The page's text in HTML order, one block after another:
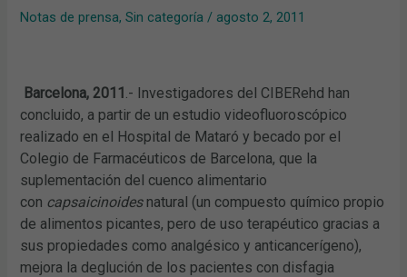
Notas de prensa,Sin categoría / agosto 2, 2011
Barcelona, 2011 .- Investigadores del CIBERehd han
concluido, a partir de un estudio videofluoroscópico
realizado en el Hospital de Mataró y becado por el
Colegio de Farmacéuticos de Barcelona, que la
suplementación del cuenco alimentario
con capsaicinoides natural (un compuesto químico propio
de alimentos picantes, pero de uso terapéutico gracias a
sus propiedades como analgésico y anticancerígeno),
mejora la deglución de los pacientes con disfagia